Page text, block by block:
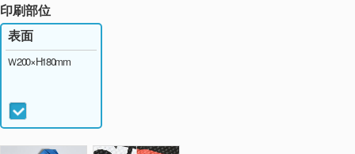
印刷部位
表面
Ｗ200×H180mm